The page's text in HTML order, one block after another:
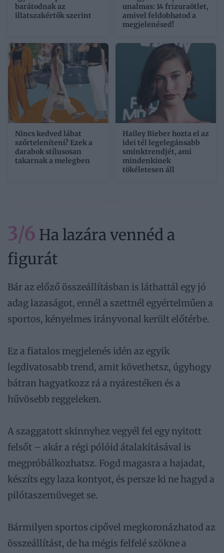
barátodnak az
illatszakértők szerint
unalmas: 14 frizuraötlet,
amivel feldobhatod a
megjelenésed!
Nincs kedved lábat
szőrteleníteni? Ezek a
darabok stílusosan
takarnak a melegben
Hailey Bieber hozta el az
idei tél legelegánsabb
sminktrendjét, ami
mindenkinek
tökéletesen áll
3/6 Ha lazára vennéd a
figurát
Bár az előző összeállításban is láthattál egy jó
adag lazaságot, ennél a szettnél egyértelműen a
sportos, kényelmes irányvonal került előtérbe.
Ez a fiatalos megjelenés idén az egyik
legdivatosabb trend, amit követhetsz, úgyhogy
bátran hagyatkozz rá a nyárestéken és a
hűvösebb reggeleken.
A szaggatott skinnyhez vegyél fel egy nyitott
felsőt – akár a régi pólóid átalakításával is
megpróbálkozhatsz. Fogd magasra a hajadat,
készíts egy laza kontyot, és persze ki ne hagyd a
pilótaszemüveget se.
Bármilyen sportos cipővel megkoronázhatod az
összeállítást, de ha mégis felfelé szökne a